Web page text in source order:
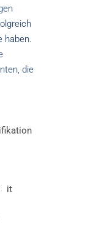
haben.
die
it